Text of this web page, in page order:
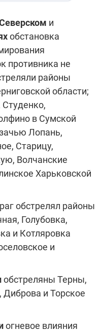
и
обстановка
противника не
районы
области;
в Сумской
Лопань,
Старицу,
Волчанские
Харьковской
обстрелял районы
Голубовка,
и Котляровка
и
обстреляны Терны,
и Торское
огневое влияния